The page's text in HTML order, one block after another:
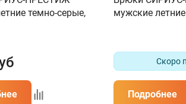
темно-серые,
мужские
Скоро
Подробнее